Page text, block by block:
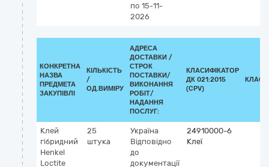
по 15-11-
2026
КОНКРЕТНА
НАЗВА
ПРЕДМЕТА
ЗАКУПІВЛІ
КІЛЬКІСТЬ
/
ОД.ВИМІРУ
АДРЕСА
ДОСТАВКИ /
СТРОК
ПОСТАВКИ/
ВИКОНАННЯ
РОБІТ/
НАДАННЯ
ПОСЛУГ:
КЛАСИФІКАТОР
ДК 021:2015
(CPV)
Клей
гібридний
Henkel
Loctite
25
штука
Україна
Відповідно
до
документації
24910000-6
Клеї